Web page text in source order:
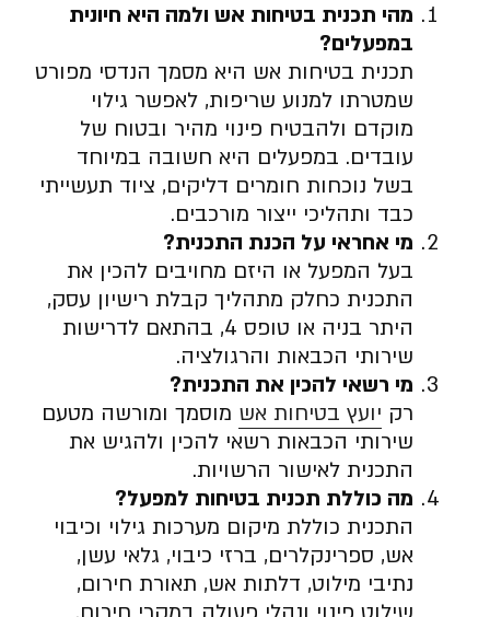
מהי תכנית בטיחות אש ולמה היא חיונית
במפעלים?
תכנית בטיחות אש היא מסמך הנדסי מפורט
שמטרתו למנוע שריפות, לאפשר גילוי
מוקדם ולהבטיח פינוי מהיר ובטוח של
עובדים. במפעלים היא חשובה במיוחד
בשל נוכחות חומרים דליקים, ציוד תעשייתי
כבד ותהליכי ייצור מורכבים.
מי אחראי על הכנת התכנית?
בעל המפעל או היזם מחויבים להכין את
התכנית כחלק מתהליך קבלת רישיון עסק,
היתר בניה או טופס 4, בהתאם לדרישות
שירותי הכבאות והרגולציה.
מי רשאי להכין את התכנית?
רק יועץ בטיחות אש מוסמך ומורשה מטעם
שירותי הכבאות רשאי להכין ולהגיש את
התכנית לאישור הרשויות.
מה כוללת תכנית בטיחות למפעל?
התכנית כוללת מיקום מערכות גילוי וכיבוי
אש, ספרינקלרים, ברזי כיבוי, גלאי עשן,
נתיבי מילוט, דלתות אש, תאורת חירום,